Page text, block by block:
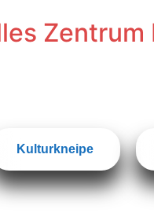
Zentrum
Kulturkneipe